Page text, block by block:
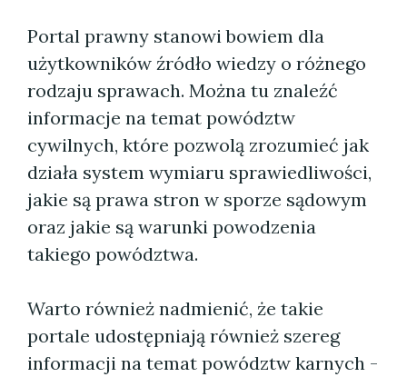
Portal prawny stanowi bowiem dla
użytkowników źródło wiedzy o różnego
rodzaju sprawach. Można tu znaleźć
informacje na temat powództw
cywilnych, które pozwolą zrozumieć jak
działa system wymiaru sprawiedliwości,
jakie są prawa stron w sporze sądowym
oraz jakie są warunki powodzenia
takiego powództwa.
Warto również nadmienić, że takie
portale udostępniają również szereg
informacji na temat powództw karnych -